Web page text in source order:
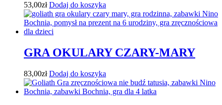
53,00zł Dodaj do koszyka
GRA OKULARY CZARY-MARY
83,00zł Dodaj do koszyka